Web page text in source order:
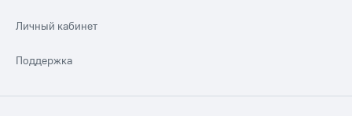
Личный кабинет
Поддержка